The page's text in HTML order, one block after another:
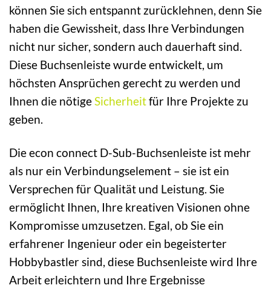
können Sie sich entspannt zurücklehnen, denn Sie
haben die Gewissheit, dass Ihre Verbindungen
nicht nur sicher, sondern auch dauerhaft sind.
Diese Buchsenleiste wurde entwickelt, um
höchsten Ansprüchen gerecht zu werden und
Ihnen die nötigeSicherheitfür Ihre Projekte zu
geben.
Die econ connect D-Sub-Buchsenleiste ist mehr
als nur ein Verbindungselement – sie ist ein
Versprechen für Qualität und Leistung. Sie
ermöglicht Ihnen, Ihre kreativen Visionen ohne
Kompromisse umzusetzen. Egal, ob Sie ein
erfahrener Ingenieur oder ein begeisterter
Hobbybastler sind, diese Buchsenleiste wird Ihre
Arbeit erleichtern und Ihre Ergebnisse